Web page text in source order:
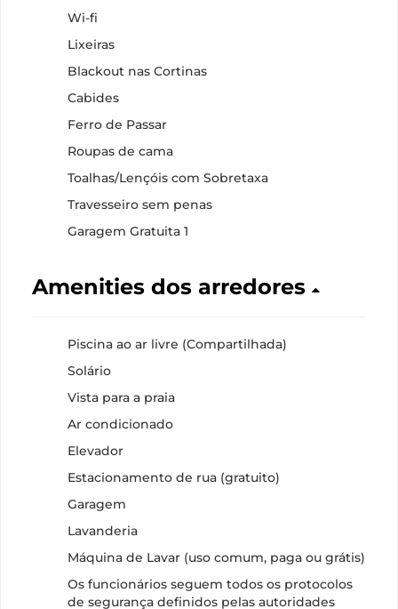
Wi-fi
Lixeiras
Blackout nas Cortinas
Cabides
Ferro de Passar
Roupas de cama
Toalhas/Lençóis com Sobretaxa
Travesseiro sem penas
Garagem Gratuita 1
Amenities dos arredores
Piscina ao ar livre (Compartilhada)
Solário
Vista para a praia
Ar condicionado
Elevador
Estacionamento de rua (gratuito)
Garagem
Lavanderia
Máquina de Lavar (uso comum, paga ou grátis)
Os funcionários seguem todos os protocolos
de segurança definidos pelas autoridades